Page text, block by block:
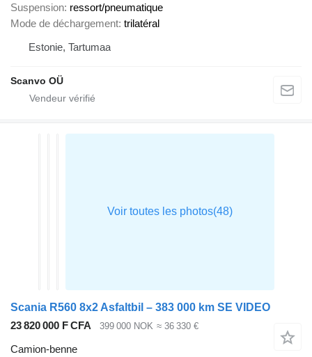
Suspension ressort/pneumatique
Mode de déchargement trilatéral
Estonie, Tartumaa
Scanvo OÜ
Scania R560 8x2 Asfaltbil – 383 000 km SE VIDEO
23 820 000 F CFA
399 000 NOK ≈ 36 330 €
Camion-benne